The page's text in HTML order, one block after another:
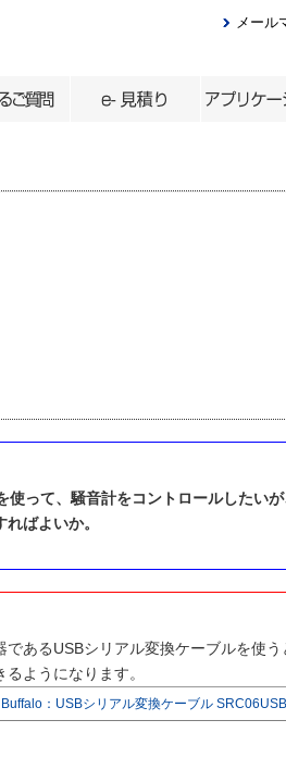
メール
使って、騒音計をコントロールしたい
ばよいか。
であるUSBシリアル変換ケーブルを使
ようになります。
Buffalo：USBシリアル変換ケーブル